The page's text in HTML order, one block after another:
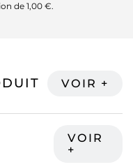
de 1,00 €.